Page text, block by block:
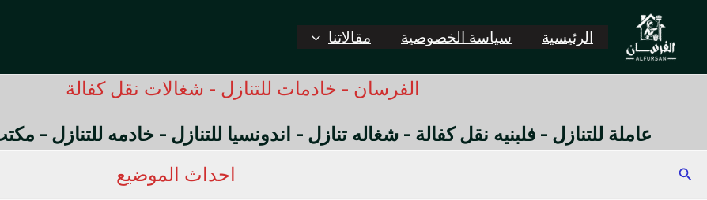
المحتوى
الرئيسية سياسة الخصوصية مقالاتنا
الفرسان - خادمات للتنازل - شغالات نقل كفالة
عاملة للتنازل - فلبنيه نقل كفالة - شغاله تنازل - اندونسيا للتنازل - خادمه للتنازل -
البحث احداث الموضيع